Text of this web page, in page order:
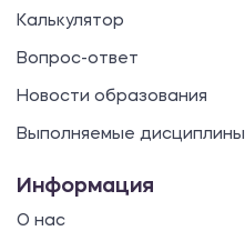
Калькулятор
Вопрос-ответ
Новости образования
Выполняемые дисциплины
Информация
О нас